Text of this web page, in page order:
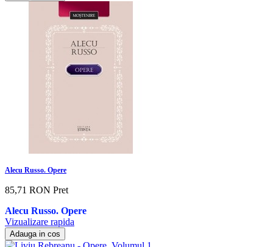
Alecu Russo. Opere
85,71 RON Pret
Alecu Russo. Opere
Vizualizare rapida
Adauga in cos